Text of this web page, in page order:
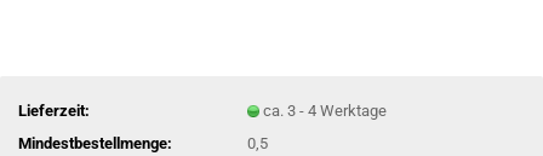
Lieferzeit:
ca. 3 - 4 Werktage
Mindestbestellmenge:
0,5